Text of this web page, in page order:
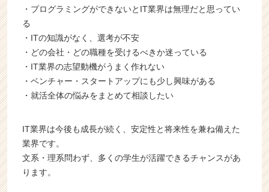
・プログラミングができないとIT業界は無理だと思ってい
る
・ITの知識がなく、選考が不安
・どの会社・どの職種を受けるべきか迷っている
・IT業界の志望動機がうまく作れない
・ベンチャー・スタートアップにも少し興味がある
・就活全体の悩みをまとめて相談したい
IT業界は今後も成長が続く、安定性と将来性を兼ね備えた
業界です。
文系・理系問わず、多くの学生が活躍できるチャンスがあ
ります。